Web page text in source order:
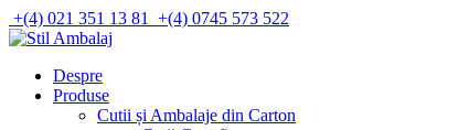
Skip
to
+(4) 021 351 13 81 +(4) 0745 573 522
Despre
Produse
Cutii și Ambalaje din Carton